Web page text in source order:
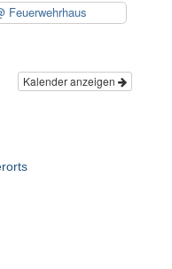
Feuerwehrhaus
Kalender anzeigen